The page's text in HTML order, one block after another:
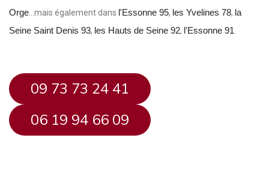
Orge …mais également dans l'Essonne 95, les Yvelines 78, la
Seine Saint Denis 93, les Hauts de Seine 92, l'Essonne 91
09 73 73 24 41
06 19 94 66 09